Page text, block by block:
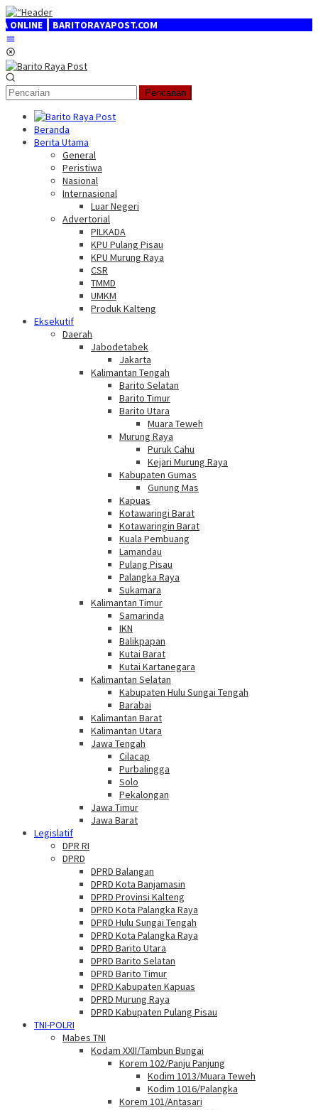
Loncat
ke
konten
┃ BARITORAYAPOST.COM
Pencarian
Beranda
Berita Utama
General
Peristiwa
Nasional
Internasional
Luar Negeri
Advertorial
PILKADA
KPU Pulang Pisau
KPU Murung Raya
CSR
TMMD
UMKM
Produk Kalteng
Eksekutif
Daerah
Jabodetabek
Jakarta
Kalimantan Tengah
Barito Selatan
Barito Timur
Barito Utara
Muara Teweh
Murung Raya
Puruk Cahu
Kejari Murung Raya
Kabupaten Gumas
Gunung Mas
Kapuas
Kotawaringi Barat
Kotawaringin Barat
Kuala Pembuang
Lamandau
Pulang Pisau
Palangka Raya
Sukamara
Kalimantan Timur
Samarinda
IKN
Balikpapan
Kutai Barat
Kutai Kartanegara
Kalimantan Selatan
Kabupaten Hulu Sungai Tengah
Barabai
Kalimantan Barat
Kalimantan Utara
Jawa Tengah
Cilacap
Purbalingga
Solo
Pekalongan
Jawa Timur
Jawa Barat
Legislatif
DPR RI
DPRD
DPRD Balangan
DPRD Kota Banjamasin
DPRD Provinsi Kalteng
DPRD Kota Palangka Raya
DPRD Hulu Sungai Tengah
DPRD Kota Palangka Raya
DPRD Barito Utara
DPRD Barito Selatan
DPRD Barito Timur
DPRD Kabupaten Kapuas
DPRD Murung Raya
DPRD Kabupaten Pulang Pisau
TNI-POLRI
Mabes TNI
Kodam XXII/Tambun Bungai
Korem 102/Panju Panjung
Kodim 1013/Muara Teweh
Kodim 1016/Palangka
Korem 101/Antasari